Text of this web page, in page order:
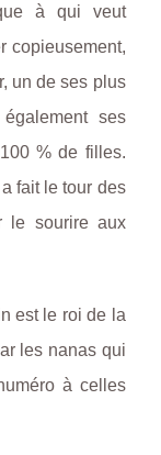
à qui veut
copieusement,
un de ses plus
ses
% de filles.
fait le tour des
le sourire aux
est le roi de la
les nanas qui
à celles